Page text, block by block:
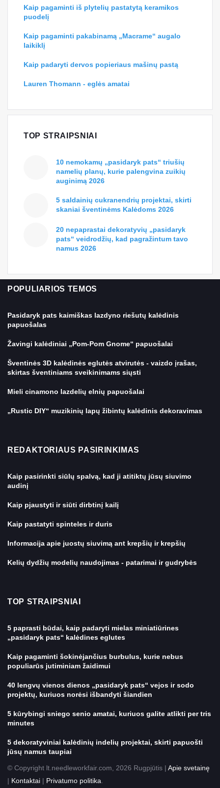
Kaip pagaminti iš plytelių pastatytą keramikos
puodelį
Kaip pagaminti pakabinamą „Macrame“ augalo
laikiklį
Kaip padaryti dervos popieriaus mašinų pastą
Lauren Thomann - eglės amatai
TOP STRAIPSNIAI
10 nemokamų „pasidaryk pats“ triušių
namelių planų, kurie palengvina zuikių
auginimą 2026
5 saldainių cukranendrių projektai, skirti
skaniai šventinėms Kalėdoms 2026
20 nepaprastai dekoratyvių „pasidaryk
pats“ veidrodžių, kad pagražintum tavo
namus 2026
POPULIARIOS TEMOS
Pasidaryk pats kaimiškas lazdyno riešutų kalėdinis
papuošalas
Žavingi kalėdiniai „Pom-Pom Gnome“ papuošalai
Šventinės 3D kalėdinės eglutės atvirutės - vaizdo įrašas,
skirtas šventiniams sveikinimams siųsti
Mieli cinamono lazdelių elnių papuošalai
„Rustic DIY“ muzikinių lapų žibintų kalėdinis dekoravimas
REDAKTORIAUS PASIRINKIMAS
Kaip pasirinkti siūlų spalvą, kad ji atitiktų jūsų siuvimo
audinį
Kaip pjaustyti ir siūti dirbtinį kailį
Kaip pastatyti spinteles ir duris
Informacija apie juostų siuvimą ant krepšių ir krepšių
Kelių dydžių modelių naudojimas - patarimai ir gudrybės
TOP STRAIPSNIAI
5 paprasti būdai, kaip padaryti mielas miniatiūrines
„pasidaryk pats“ kalėdines eglutes
Kaip pagaminti šokinėjančius burbulus, kurie nebus
populiarūs jutiminiam žaidimui
40 lengvų vienos dienos „pasidaryk pats“ vejos ir sodo
projektų, kuriuos norėsi išbandyti šiandien
5 kūrybingi sniego senio amatai, kuriuos galite atlikti per tris
minutes
5 dekoratyviniai kalėdinių indelių projektai, skirti papuošti
jūsų namus taupiai
© Copyright lt.needleworkfair.com, 2026 Rugpjūtis | Apie svetainę
| Kontaktai | Privatumo politika